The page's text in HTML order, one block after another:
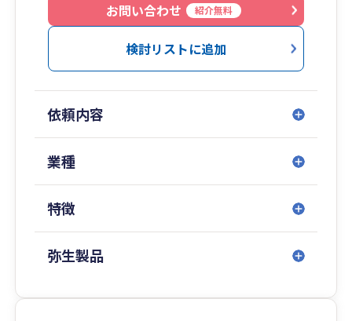
お問い合わせ
紹介無料
検討リストに追加
依頼内容
業種
特徴
弥生製品